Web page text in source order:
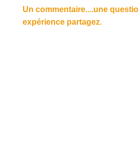
Un commentaire....une
expérience partagez.